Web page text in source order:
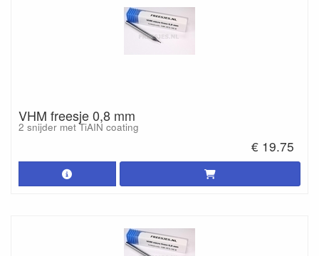
VHM freesje 0,8 mm
2 snijder met TiAIN coating
€ 19.75